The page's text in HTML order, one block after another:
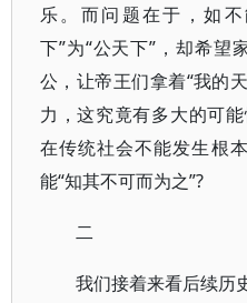
乐。而问题在于，如
下”为“公天下”，却希望
公，让帝王们拿着“我的
力，这究竟有多大的可
在传统社会不能发生根
能“知其不可而为之”?
二
我们接着来看后续历